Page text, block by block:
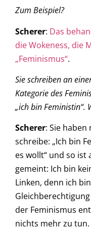
Zum Beispiel?
Scherer: Das
die Wokeness, die
„Feminismus“.
Sie schreiben an
Kategorie des
„ich bin Feministin“.
Scherer: Sie
schreibe: „Ich bin
es wollt“ und so ist
gemeint: Ich bin
Linken, denn ich
der Feminismus
nichts mehr zu tun.